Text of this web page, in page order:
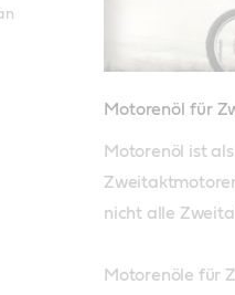
Motorenöl für
Motorenöl ist
nicht alle
Motorenöle für